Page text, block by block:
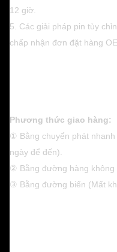
12 giờ.
5. Các giải pháp pin tùy
chấp nhận đơn đặt hàng
Phương thức giao hàng:
① Bằng chuyển phát nhanh
ngày để đến).
② Bằng đường hàng không
③ Bằng đường biển (Mất